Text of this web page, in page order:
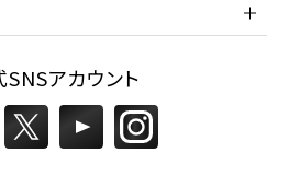
SNSアカウント